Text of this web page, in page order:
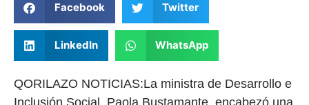
Facebook Twitter
LinkedIn WhatsApp
QORILAZO NOTICIAS:La ministra de Desarrollo e
Inclusión Social, Paola Bustamante, encabezó una